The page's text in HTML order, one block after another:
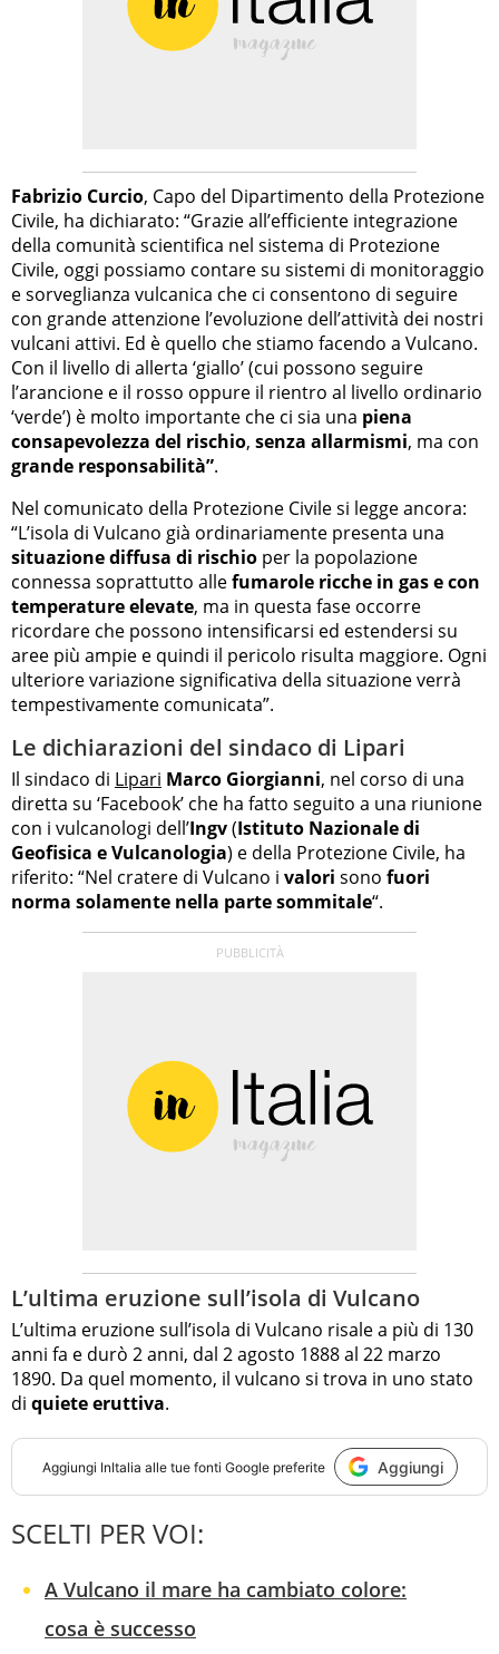
Fabrizio Curcio, Capo del Dipartimento della Protezione
Civile, ha dichiarato: “Grazie all’efficiente integrazione
della comunità scientifica nel sistema di Protezione
Civile, oggi possiamo contare su sistemi di monitoraggio
e sorveglianza vulcanica che ci consentono di seguire
con grande attenzione l’evoluzione dell’attività dei nostri
vulcani attivi. Ed è quello che stiamo facendo a Vulcano.
Con il livello di allerta ‘giallo’ (cui possono seguire
l’arancione e il rosso oppure il rientro al livello ordinario
‘verde’) è molto importante che ci sia una piena
consapevolezza del rischio, senza allarmismi, ma con
grande responsabilità”.
Nel comunicato della Protezione Civile si legge ancora:
“L’isola di Vulcano già ordinariamente presenta una
situazione diffusa di rischio per la popolazione
connessa soprattutto allefumarole ricche in gas e con
temperature elevate, ma in questa fase occorre
ricordare che possono intensificarsi ed estendersi su
aree più ampie e quindi il pericolo risulta maggiore. Ogni
ulteriore variazione significativa della situazione verrà
tempestivamente comunicata”.
Le dichiarazioni del sindaco di Lipari
Il sindaco di Lipari Marco Giorgianni, nel corso di una
diretta su ‘Facebook’ che ha fatto seguito a una riunione
con i vulcanologi dell’Ingv(Istituto Nazionale di
Geofisica e Vulcanologia) e della Protezione Civile, ha
riferito: “Nel cratere di Vulcano i valori sono fuori
norma solamente nella parte sommitale“.
L’ultima eruzione sull’isola di Vulcano
L’ultima eruzione sull’isola di Vulcano risale a più di 130
anni fa e durò 2 anni, dal 2 agosto 1888 al 22 marzo
1890. Da quel momento, il vulcano si trova in uno stato
di quiete eruttiva.
Aggiungi InItalia alle tue fonti Google preferite Aggiungi
SCELTI PER VOI:
A Vulcano il mare ha cambiato colore:
cosa è successo